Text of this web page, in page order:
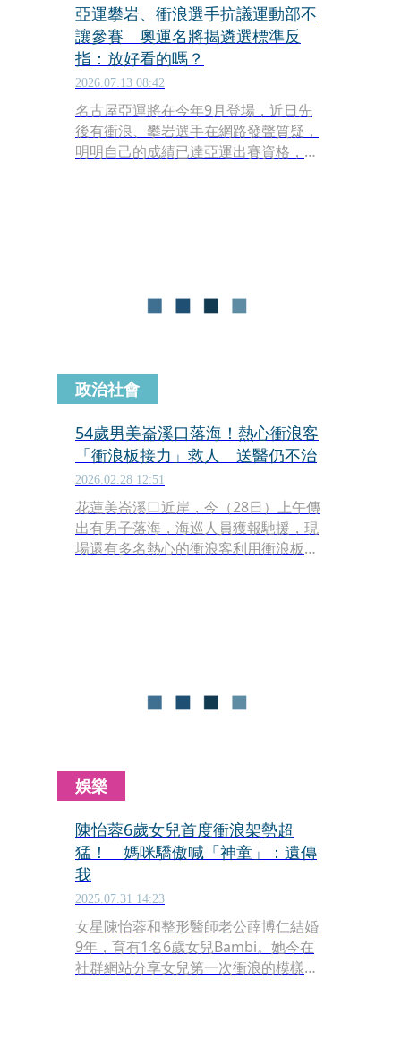
亞運攀岩、衝浪選手抗議運動部不
讓參賽 奧運名將揭遴選標準反
指：放好看的嗎？
2026.07.13 08:42
名古屋亞運將在今年9月登場，近日先
後有衝浪、攀岩選手在網路發聲質疑，
明明自己的成績已達亞運出賽資格，運
到，到底是要爭什麼啦」。
政治社會
54歲男美崙溪口落海！熱心衝浪客
「衝浪板接力」救人 送醫仍不治
2026.02.28 12:51
花蓮美崙溪口近岸，今（28日）上午傳
出有男子落海，海巡人員獲報馳援，現
場還有多名熱心的衝浪客利用衝浪板幫
娛樂
陳怡蓉6歲女兒首度衝浪架勢超
猛！ 媽咪驕傲喊「神童」：遺傳
我
2025.07.31 14:23
女星陳怡蓉和整形醫師老公薛博仁結婚
9年，育有1名6歲女兒Bambi。她今在
社群網站分享女兒第一次衝浪的模樣，